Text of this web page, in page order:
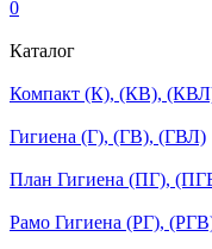
0
Каталог
Компакт (К), (КВ),
Гигиена (Г), (ГВ), (ГВЛ)
План Гигиена (ПГ),
Рамо Гигиена (РГ),